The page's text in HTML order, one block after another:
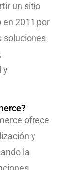
un sitio
en 2011 por
soluciones
y
ofrece
y
la